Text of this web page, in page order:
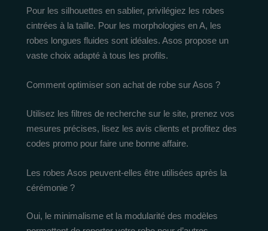
Pour les silhouettes en sablier, privilégiez les robes
cintrées à la taille. Pour les morphologies en A, les
robes longues fluides sont idéales. Asos propose un
vaste choix adapté à tous les profils.
Comment optimiser son achat de robe sur Asos ?
Utilisez les filtres de recherche sur le site, prenez vos
mesures précises, lisez les avis clients et profitez des
codes promo pour faire une bonne affaire.
Les robes Asos peuvent-elles être utilisées après la
cérémonie ?
Oui, le minimalisme et la modularité des modèles